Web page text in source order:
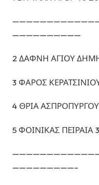
——————————
2 ΔΑΦΝΗ ΑΓΙΟΥ
3 ΦΑΡΟΣ
4 ΘΡΙΑ ΑΣΠΡΟΠΥΡΓΟΥ
5 ΦΟΙΝΙΚΑΣ ΠΕΙΡΑΙΑ
—————————–